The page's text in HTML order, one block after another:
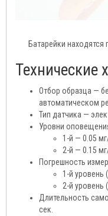
Батарейки
Технические
Отбор образца —
автоматическом
Тип датчика —
Уровни
1-й — 0.05
2-й — 0.15
Погрешность
1-й уровень
2-й уровень
Длительность
сек.